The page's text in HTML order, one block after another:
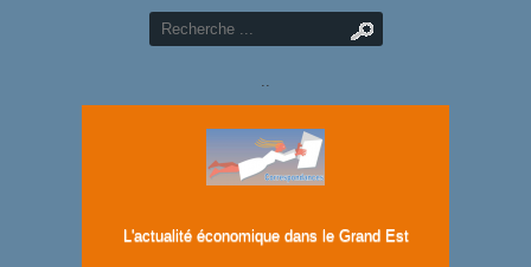
..
L'actualité économique dans le Grand Est